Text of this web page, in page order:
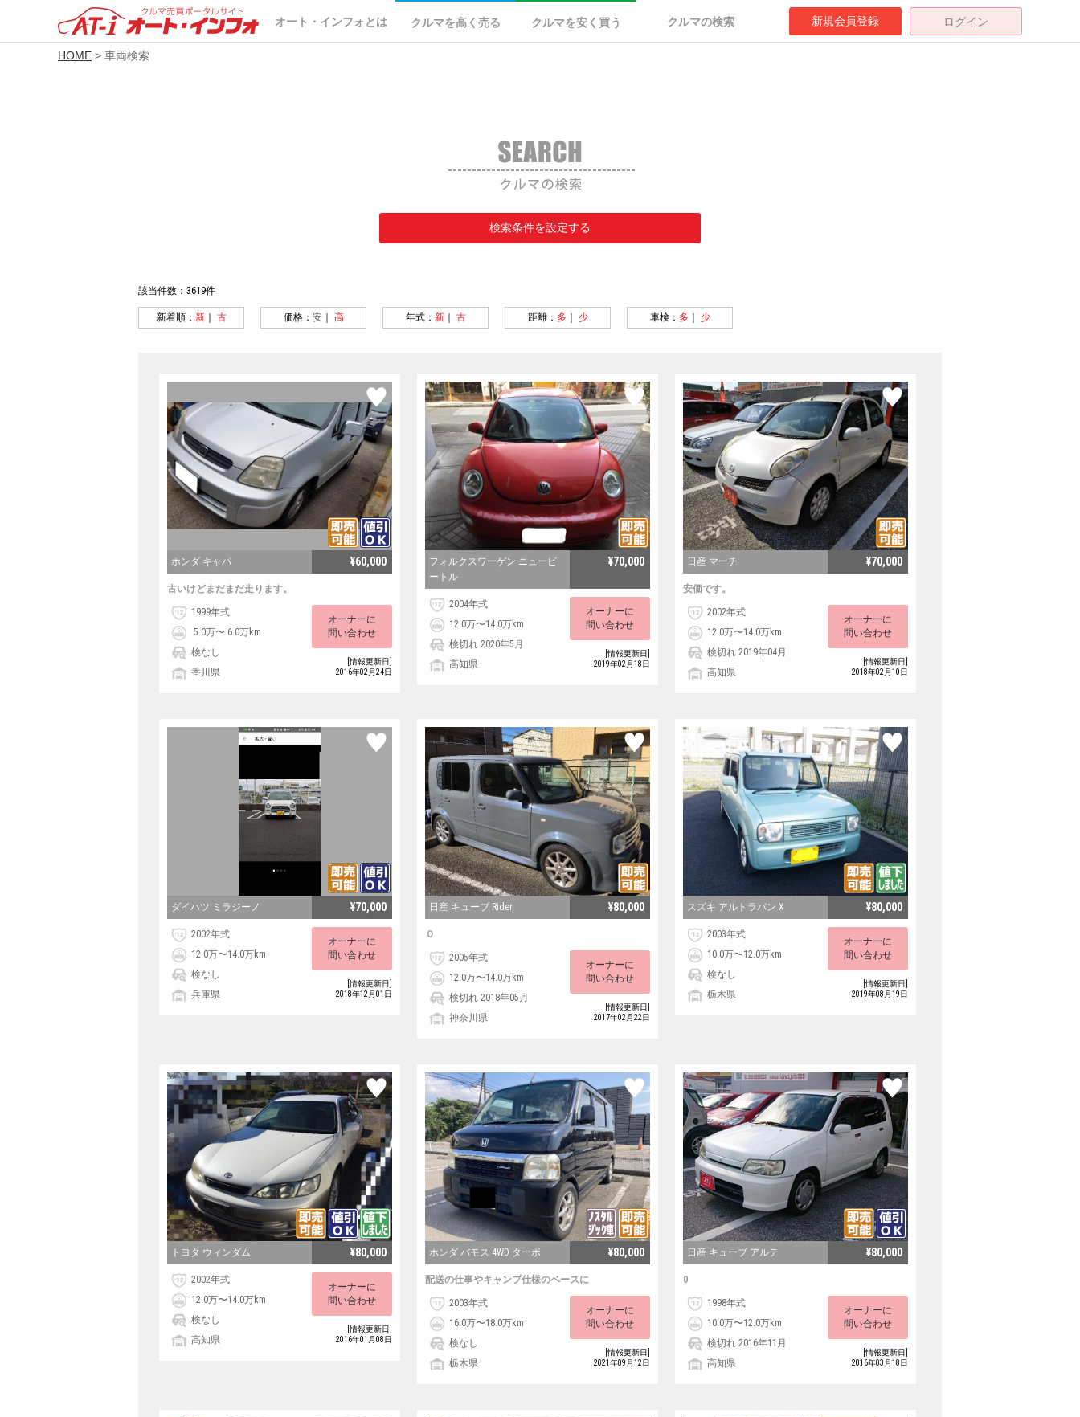
オート・インフォとは クルマを高く売る クルマを安く買う クルマの検索 新規会員登録 ログイン
HOME > 車両検索
検索条件を設定する
該当件数：3619件
新着順： 新｜ 古 価格： 安｜ 高 年式： 新｜ 古 距離： 多 少 車検： 多 少
ホンダ キャパ ¥60,000
古いけどまだまだ走ります。
1999年式
5.0万〜 6.0万km
検なし
香川県
オーナーに
問い合わせ
[情報更新日]
2016年02月24日
フォルクスワーゲン ニュービ
ートル
¥70,000
2004年式
12.0万〜14.0万km
検切れ 2020年5月
高知県
オーナーに
問い合わせ
[情報更新日]
2019年02月18日
日産 マーチ ¥70,000
安価です。
2002年式
12.0万〜14.0万km
検切れ 2019年04月
高知県
オーナーに
問い合わせ
[情報更新日]
2018年02月10日
ダイハツ ミラジーノ ¥70,000
2002年式
12.0万〜14.0万km
検なし
兵庫県
オーナーに
問い合わせ
[情報更新日]
2018年12月01日
日産 キューブ Rider ¥80,000
０
2005年式
12.0万〜14.0万km
検切れ 2018年05月
神奈川県
オーナーに
問い合わせ
[情報更新日]
2017年02月22日
スズキ アルトラパン X ¥80,000
2003年式
10.0万〜12.0万km
検なし
栃木県
オーナーに
問い合わせ
[情報更新日]
2019年08月19日
トヨタ ウィンダム ¥80,000
2002年式
12.0万〜14.0万km
検なし
高知県
オーナーに
問い合わせ
[情報更新日]
2016年01月08日
ホンダ バモス 4WD ターボ ¥80,000
配送の仕事やキャンプ仕様のベースに
2003年式
16.0万〜18.0万km
検なし
栃木県
オーナーに
問い合わせ
[情報更新日]
2021年09月12日
日産 キューブ アルテ ¥80,000
0
1998年式
10.0万〜12.0万km
検切れ 2016年11月
高知県
オーナーに
問い合わせ
[情報更新日]
2016年03月18日